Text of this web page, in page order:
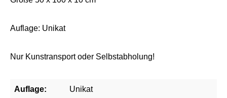
Auflage: Unikat
Nur Kunstransport oder Selbstabholung!
Auflage: Unikat